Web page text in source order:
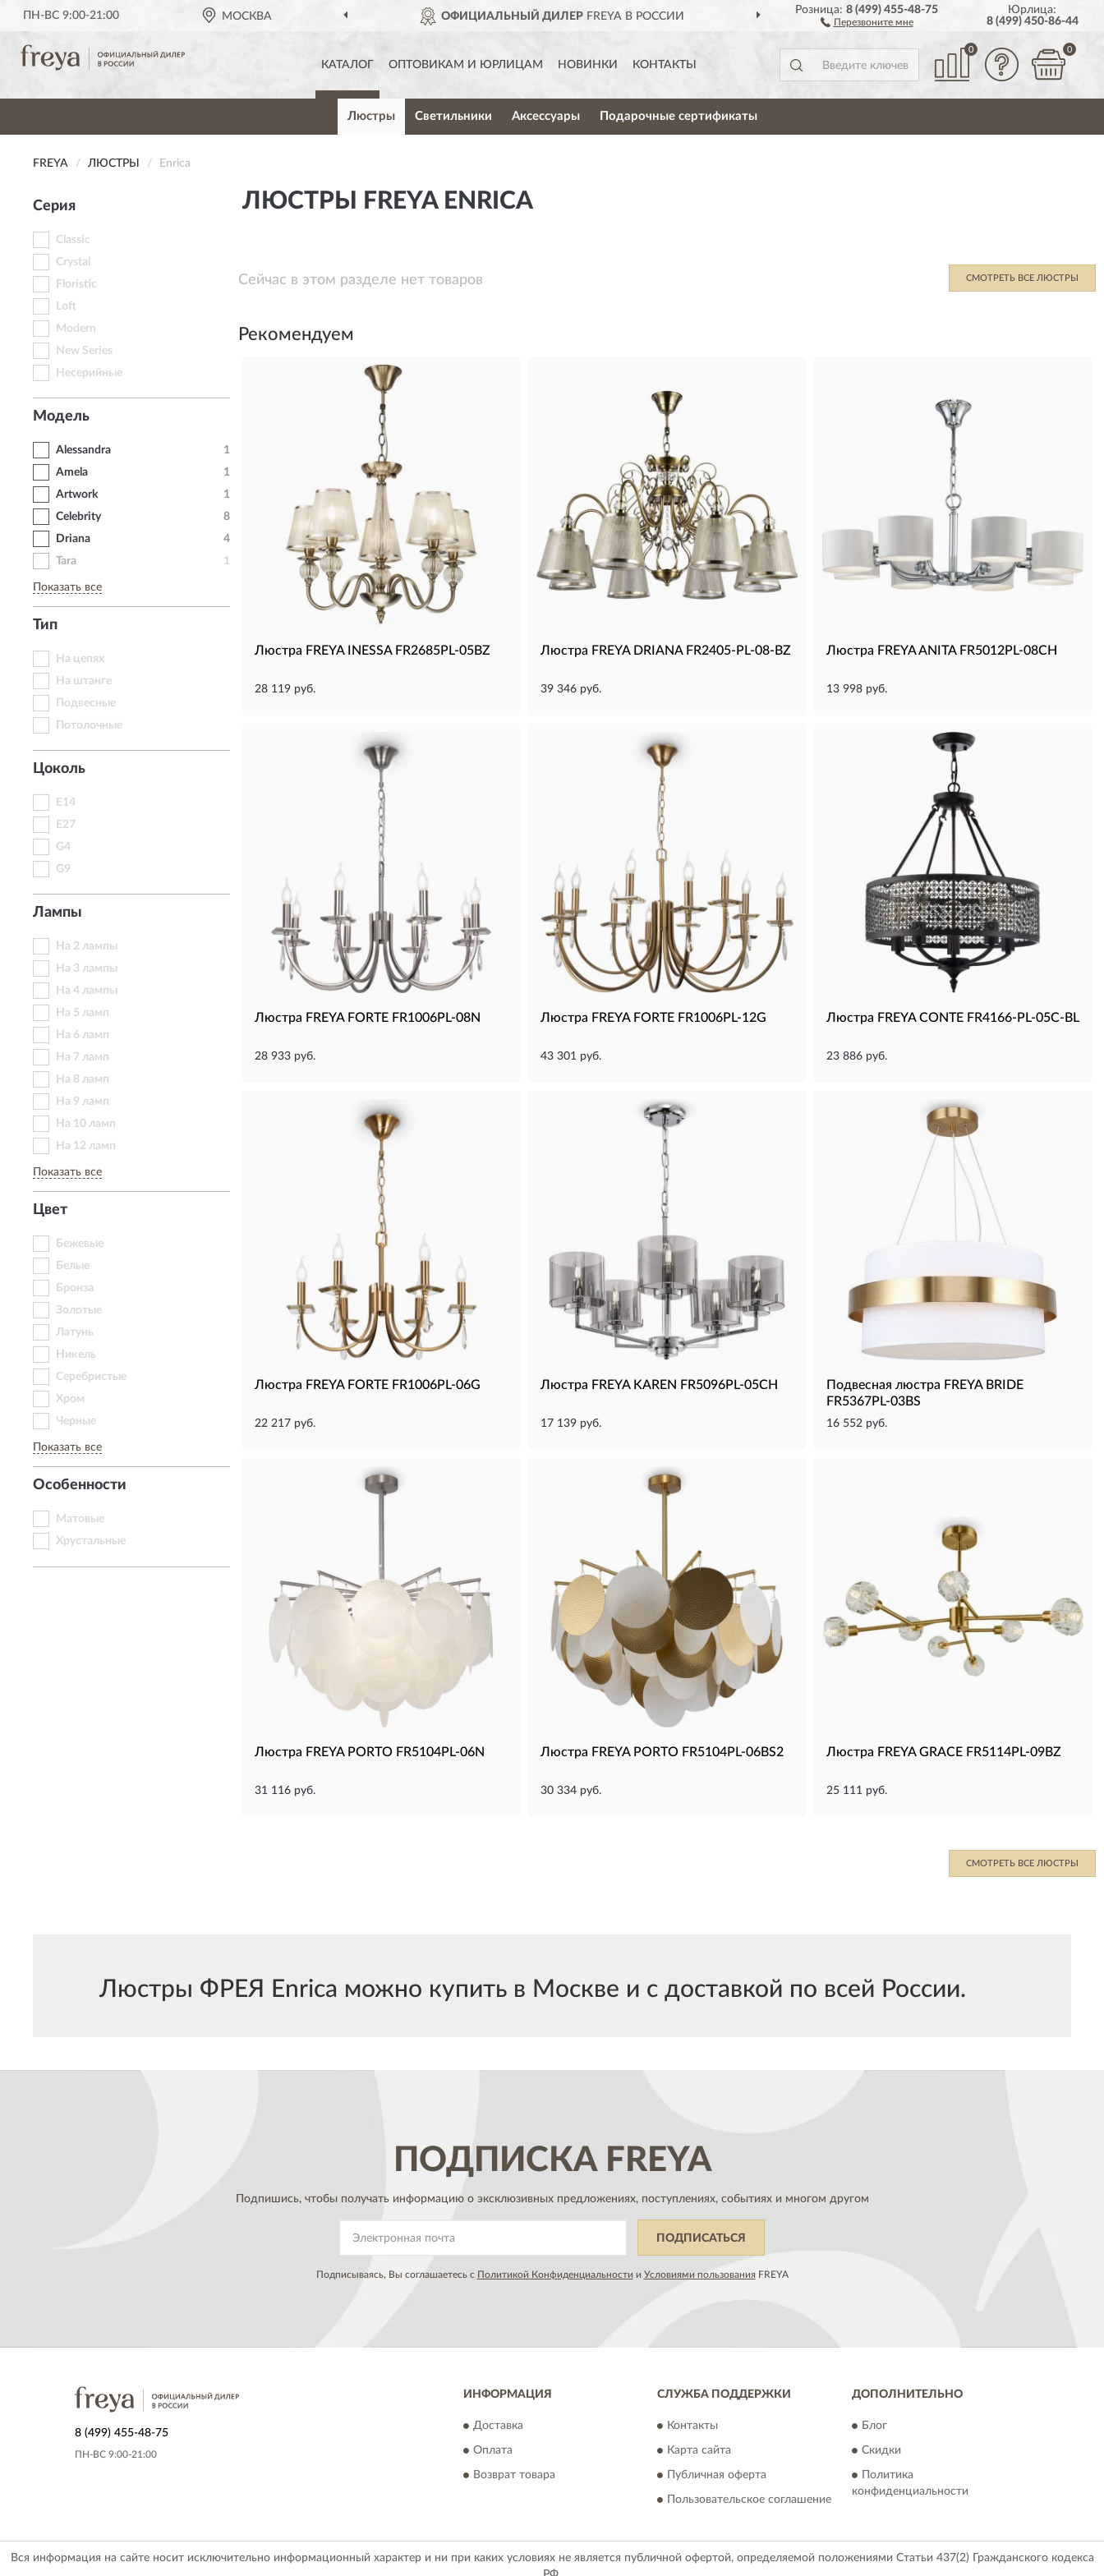
ПН-ВС 9:00-21:00 МОСКВА ОФИЦИАЛЬНЫЙ ДИЛЕРFREYA В РОССИИ ДОСТАВИМ ПО ВСЕЙ РОССИИ
Розница:8 (499) 455-48-75
Перезвоните мне
Юрлица:
8 (499) 450-86-44
КАТАЛОГ ОПТОВИКАМ И ЮРЛИЦАМ НОВИНКИ КОНТАКТЫ
0 0
Люстры Светильники Аксессуары Подарочные сертификаты
FREYA ЛЮСТРЫ Enrica
Серия
Classic
Crystal
Floristic
Loft
Modern
New Series
Несерийные
Модель
Alessandra
1
Amela
1
Artwork
1
Celebrity
8
Driana
4
Tara
1
Показать все
Тип
На цепях
На штанге
Подвесные
Потолочные
Цоколь
E14
E27
G4
G9
Лампы
На 2 лампы
На 3 лампы
На 4 лампы
На 5 ламп
На 6 ламп
На 7 ламп
На 8 ламп
На 9 ламп
На 10 ламп
На 12 ламп
Показать все
Цвет
Бежевые
Белые
Бронза
Золотые
Латунь
Никель
Серебристые
Хром
Черные
Показать все
Особенности
Матовые
Хрустальные
ЛЮСТРЫ FREYA ENRICA
Сейчас в этом разделе нет товаров СМОТРЕТЬ ВСЕ ЛЮСТРЫ
Рекомендуем
Люстра FREYA INESSA FR2685PL-05BZ
28 119 руб.
Люстра FREYA DRIANA FR2405-PL-08-BZ
39 346 руб.
Люстра FREYA ANITA FR5012PL-08CH
13 998 руб.
Люстра FREYA FORTE FR1006PL-08N
28 933 руб.
Люстра FREYA FORTE FR1006PL-12G
43 301 руб.
Люстра FREYA CONTE FR4166-PL-05C-BL
23 886 руб.
Люстра FREYA FORTE FR1006PL-06G
22 217 руб.
Люстра FREYA KAREN FR5096PL-05CH
17 139 руб.
Подвесная люстра FREYA BRIDE
FR5367PL-03BS
16 552 руб.
Люстра FREYA PORTO FR5104PL-06N
31 116 руб.
Люстра FREYA PORTO FR5104PL-06BS2
30 334 руб.
Люстра FREYA GRACE FR5114PL-09BZ
25 111 руб.
СМОТРЕТЬ ВСЕ ЛЮСТРЫ
Люстры ФРЕЯ Enrica можно купить в Москве и с доставкой по всей России.
ПОДПИСКАFREYA
Подпишись, чтобы получать информацию о эксклюзивных предложениях,поступлениях, событиях и многом другом
ПОДПИСАТЬСЯ
Подписываясь, Вы соглашаетесь с Политикой Конфиденциальности и Условиями пользованияFREYA
8 (499) 455-48-75
ПН-ВС 9:00-21:00
ИНФОРМАЦИЯ
Доставка
Оплата
Возврат товара
СЛУЖБА ПОДДЕРЖКИ
Контакты
Карта сайта
Публичная оферта
Пользовательское соглашение
ДОПОЛНИТЕЛЬНО
Блог
Скидки
Политика
конфиденциальности
Вся информация на сайте носит исключительно информационный характер и ни при каких условиях не является публичной офертой, определяемой положениями Статьи 437(2) Гражданского кодекса